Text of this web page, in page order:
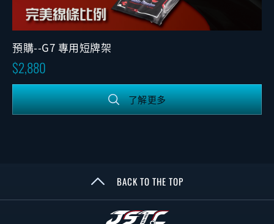
預購--G7 專用短牌架
2,880
了解更多
BACK TO THE TOP